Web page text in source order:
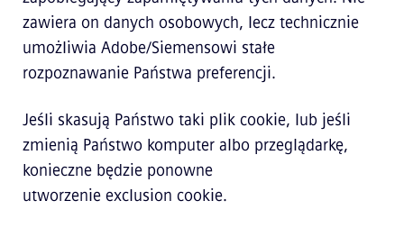
zawiera on danych osobowych, lecz technicznie
umożliwia Adobe/Siemensowi stałe
rozpoznawanie Państwa preferencji.
Jeśli skasują Państwo taki plik cookie, lub jeśli
zmienią Państwo komputer albo przeglądarkę,
konieczne będzie ponowne
utworzenie exclusion cookie.